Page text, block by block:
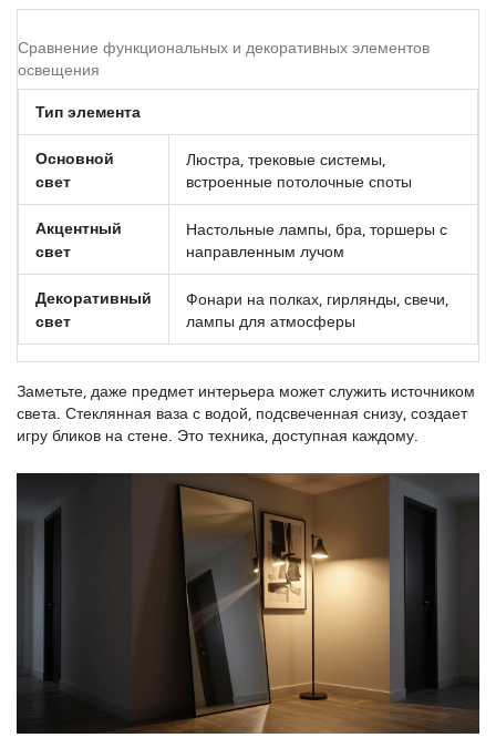
Сравнение функциональных и декоративных элементов
освещения
Тип элемента
Основной
свет
Люстра, трековые системы,
встроенные потолочные споты
Акцентный
свет
Настольные лампы, бра, торшеры с
направленным лучом
Декоративный
свет
Фонари на полках, гирлянды, свечи,
лампы для атмосферы
Заметьте, даже предмет интерьера может служить источником
света. Стеклянная ваза с водой, подсвеченная снизу, создает
игру бликов на стене. Это техника, доступная каждому.